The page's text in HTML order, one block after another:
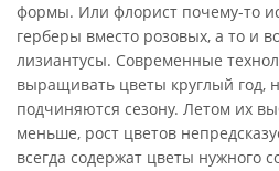
формы. Или флорист почему-то
герберы вместо розовых, а то и
лизиантусы. Современные
выращивать цветы круглый год,
подчиняются сезону. Летом их
меньше, рост цветов
всегда содержат цветы нужного